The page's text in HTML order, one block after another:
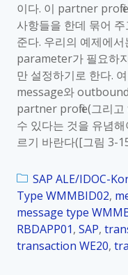
이다. 이 partner
사항들을 한데 묶어
준다. 우리의 예제에
parameter가 필요하
만 설정하기로 한다.
message와
partner profile(그리
수 있다는 것을 유념
르기 바란다([그림 3-
SAP ALE/IDOC-
Type WMMBID02,
message type
RBDAPP01, SAP,
transaction WE20,